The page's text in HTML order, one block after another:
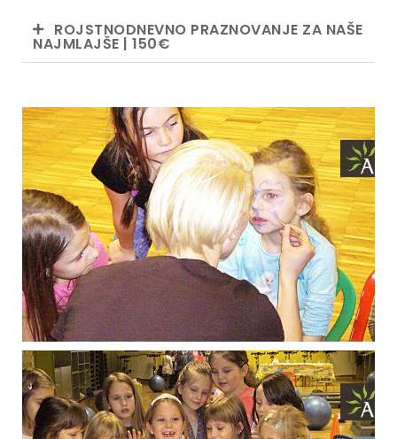
ROJSTNODNEVNO PRAZNOVANJE ZA NAŠE
NAJMLAJŠE | 150€